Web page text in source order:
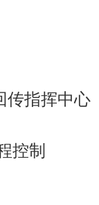
传指挥中心
控制